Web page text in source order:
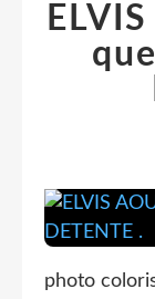
photo